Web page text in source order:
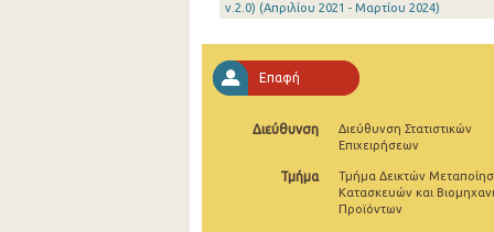
Μαΐου 2025
Απριλίου 2025
Φεβρουαρίου 2025
Ιανουαρίου 2025
v.2.0) (Απριλίου 2021 - Μαρτίου 2024)
Επαφή
Διεύθυνση
Διεύθυνση Στατιστικών
Επιχειρήσεων
Τμήμα
Τμήμα Δεικτών
Κατασκευών και
Προϊόντων